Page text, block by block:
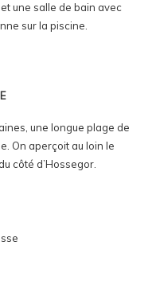
une salle de bain avec
sur la piscine.
une longue plage de
On aperçoit au loin le
côté d’Hossegor.